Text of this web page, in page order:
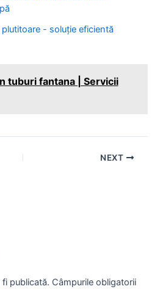
- soluție eficientă
tuburi fantana | Servicii
NEXT
publicată. Câmpurile obligatorii